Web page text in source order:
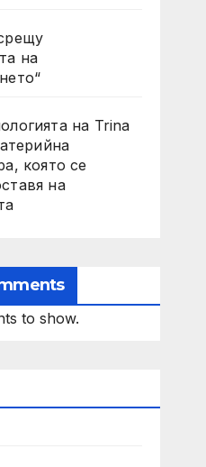
на
на Trina
която се
на
to show.